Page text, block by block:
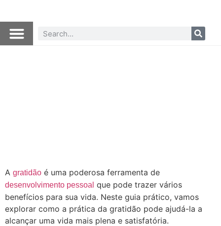
A gratidão é uma poderosa ferramenta de
desenvolvimento pessoal que pode trazer vários
benefícios para sua vida. Neste guia prático, vamos
explorar como a prática da gratidão pode ajudá-la a
alcançar uma vida mais plena e satisfatória.